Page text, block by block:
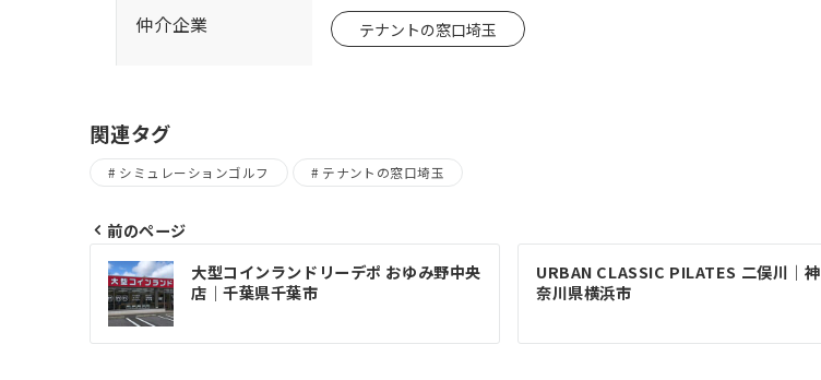
仲介企業 テナントの窓口埼玉
関連タグ
シミュレーションゴルフ テナントの窓口埼玉
投
稿
ナ
前のページ
大型コインランドリーデポ おゆみ野中央
店｜千葉県千葉市
URBAN CLASSIC PILATES 二俣川｜神
奈川県横浜市